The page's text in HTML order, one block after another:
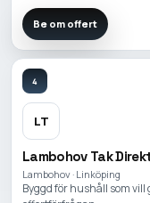
Be om offert
4
LT
Lambohov Tak
Lambohov · Linköping
Byggd för hushåll som